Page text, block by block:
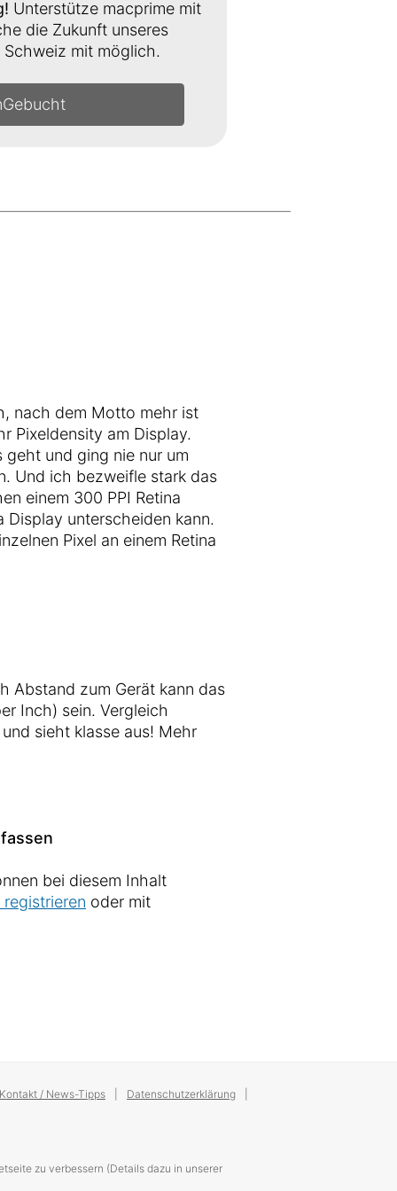
Unterstütze macprime mit
die Zukunft unseres
mit möglich.
nach dem Motto mehr ist
Pixeldensity am Display.
geht und ging nie nur um
Und ich bezweifle stark das
einem 300 PPI Retina
Display unterscheiden kann.
Pixel an einem Retina
Abstand zum Gerät kann das
Inch) sein. Vergleich
sieht klasse aus! Mehr
bei diesem Inhalt
oder mit
Kontakt / News-Tipps Datenschutzerklärung
zu verbessern (Details dazu in unserer